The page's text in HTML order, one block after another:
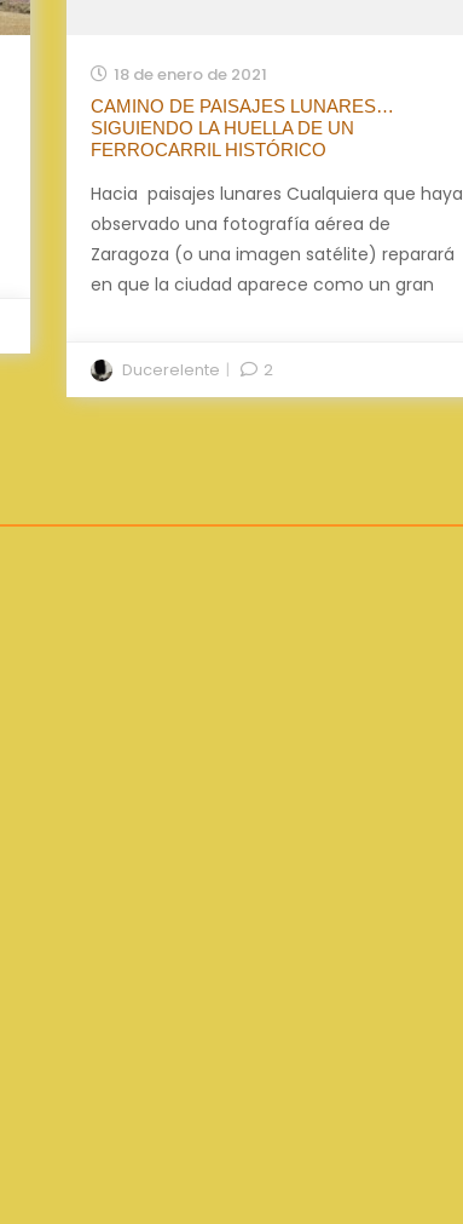
18 de enero de 2021
CAMINO DE PAISAJES LUNARES…
SIGUIENDO LA HUELLA DE UN
FERROCARRIL HISTÓRICO
Hacia paisajes lunares Cualquiera que haya
observado una fotografía aérea de
Zaragoza (o una imagen satélite) reparará
en que la ciudad aparece como un gran
Ducerelente 2